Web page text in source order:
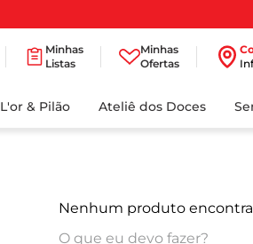
Minhas
Listas
Minhas
Ofertas
L'or & Pilão Ateliê dos Doces
Nenhum produto
O que eu devo fazer?